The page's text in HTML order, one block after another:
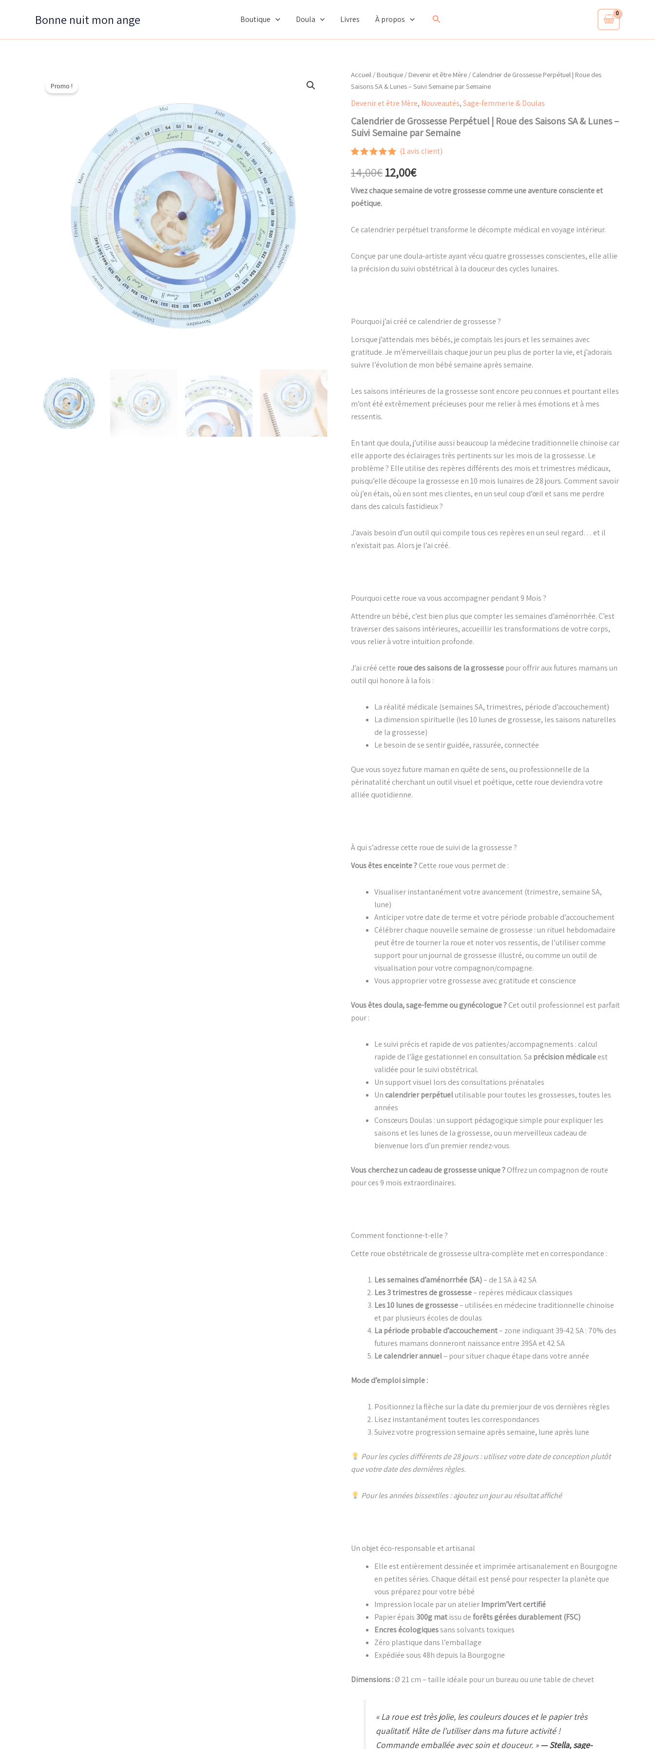
Bonne nuit mon ange Boutique Doula Livres À propos Rechercher
Promo !
Accueil / Boutique / Devenir et être Mère / Calendrier de Grossesse Perpétuel | Roue des
Saisons SA & Lunes – Suivi Semaine par Semaine
Devenir et être Mère, Nouveautés,Sage-femmerie & Doulas
Calendrier de Grossesse Perpétuel | Roue des Saisons SA & Lunes –
Suivi Semaine par Semaine
sur 5
basé sur
notation
client
(1 avis client)
14,00€Le
prix
était :
12,00€Le
prix
est :
Vivez chaque semaine de votre grossesse comme une aventure consciente et
poétique.
Ce calendrier perpétuel transforme le décompte médical en voyage intérieur.
Conçue par une doula-artiste ayant vécu quatre grossesses conscientes, elle allie
la précision du suivi obstétrical à la douceur des cycles lunaires.
Pourquoi j’ai créé ce calendrier de grossesse ?
Lorsque j’attendais mes bébés, je comptais les jours et les semaines avec
gratitude. Je m’émerveillais chaque jour un peu plus de porter la vie, et j’adorais
suivre l’évolution de mon bébé semaine après semaine.
Les saisons intérieures de la grossesse sont encore peu connues et pourtant elles
m’ont été extrêmement précieuses pour me relier à mes émotions et à mes
ressentis.
En tant que doula, j’utilise aussi beaucoup la médecine traditionnelle chinoise car
elle apporte des éclairages très pertinents sur les mois de la grossesse. Le
problème ? Elle utilise des repères différents des mois et trimestres médicaux,
puisqu’elle découpe la grossesse en 10 mois lunaires de 28 jours. Comment savoir
où j’en étais, où en sont mes clientes, en un seul coup d’œil et sans me perdre
dans des calculs fastidieux ?
J’avais besoin d’un outil qui compile tous ces repères en un seul regard… et il
n’existait pas. Alors je l’ai créé.
Pourquoi cette roue va vous accompagner pendant 9 Mois ?
Attendre un bébé, c’est bien plus que compter les semaines d’aménorrhée. C’est
traverser des saisons intérieures, accueillir les transformations de votre corps,
vous relier à votre intuition profonde.
J’ai créé cette roue des saisons de la grossessepour offrir aux futures mamans un
outil qui honore à la fois :
La réalité médicale (semaines SA, trimestres, période d’accouchement)
La dimension spirituelle (les 10 lunes de grossesse, les saisons naturelles
de la grossesse)
Le besoin de se sentir guidée, rassurée, connectée
Que vous soyez future maman en quête de sens, ou professionnelle de la
périnatalité cherchant un outil visuel et poétique, cette roue deviendra votre
alliée quotidienne.
À qui s’adresse cette roue de suivi de la grossesse ?
Vous êtes enceinte ?Cette roue vous permet de :
Visualiser instantanément votre avancement (trimestre, semaine SA,
lune)
Anticiper votre date de terme et votre période probable d’accouchement
Célébrer chaque nouvelle semaine de grossesse : un rituel hebdomadaire
peut être de tourner la roue et noter vos ressentis, de l’utiliser comme
support pour un journal de grossesse illustré, ou comme un outil de
visualisation pour votre compagnon/compagne.
Vous approprier votre grossesse avec gratitude et conscience
Vous êtes doula, sage-femme ou gynécologue ?Cet outil professionnel est parfait
pour :
Le suivi précis et rapide de vos patientes/accompagnements : calcul
rapide de l’âge gestationnel en consultation. Sa précision médicaleest
validée pour le suivi obstétrical.
Un support visuel lors des consultations prénatales
Un calendrier perpétuelutilisable pour toutes les grossesses, toutes les
années
Consœurs Doulas : un support pédagogique simple pour expliquer les
saisons et les lunes de la grossesse, ou un merveilleux cadeau de
bienvenue lors d’un premier rendez-vous.
Vous cherchez un cadeau de grossesse unique ?Offrez un compagnon de route
pour ces 9 mois extraordinaires.
Comment fonctionne-t-elle ?
Cette roue obstétricale de grossesse ultra-complète met en correspondance :
Les semaines d’aménorrhée (SA)– de 1 SA à 42 SA
Les 3 trimestres de grossesse– repères médicaux classiques
Les 10 lunes de grossesse– utilisées en médecine traditionnelle chinoise
et par plusieurs écoles de doulas
La période probable d’accouchement– zone indiquant 39-42 SA : 70% des
futures mamans donneront naissance entre 39SA et 42 SA
Le calendrier annuel– pour situer chaque étape dans votre année
Mode d’emploi simple :
Positionnez la flèche sur la date du premier jour de vos dernières règles
Lisez instantanément toutes les correspondances
Suivez votre progression semaine après semaine, lune après lune
Pour les cycles différents de 28 jours : utilisez votre date de conception plutôt
que votre date des dernières règles.
Pour les années bissextiles : ajoutez un jour au résultat affiché
Un objet éco-responsable et artisanal
Elle est entièrement dessinée et imprimée artisanalement en Bourgogne
en petites séries. Chaque détail est pensé pour respecter la planète que
vous préparez pour votre bébé
Impression locale par un atelierImprim’Vert certifié
Papier épais 300g matissu deforêts gérées durablement (FSC)
Encres écologiquessans solvants toxiques
Zéro plastique dans l’emballage
Expédiée sous 48h depuis la Bourgogne
Dimensions :Ø 21 cm – taille idéale pour un bureau ou une table de chevet
« La roue est très jolie, les couleurs douces et le papier très
qualitatif. Hâte de l’utiliser dans ma future activité !
Commande emballée avec soin et douceur. »— Stella, sage-
était :
Saisons
Lunes
Suivi
Semaine
par
Semaine